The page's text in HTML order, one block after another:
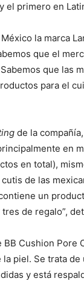
el primero en
la marca
que el
que las
para el
de la
en
en total),
de las
un
de regalo”,
Cushion
piel. Se trata
y está